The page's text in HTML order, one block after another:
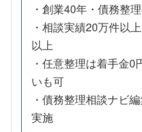
・創業40年・債務整
・相談実績20万件以
以上
・任意整理は着手金
いも可
・債務整理相談ナビ
実施